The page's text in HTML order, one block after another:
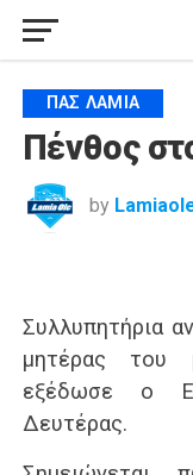
ΠΑΣ ΛΑΜΊΑ
Πένθος
by
Συλλυπητήρια
μητέρας του
εξέδωσε ο
Δευτέρας.